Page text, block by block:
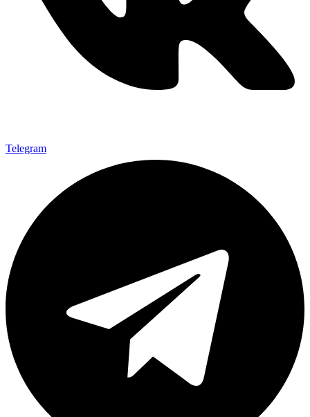
Telegram